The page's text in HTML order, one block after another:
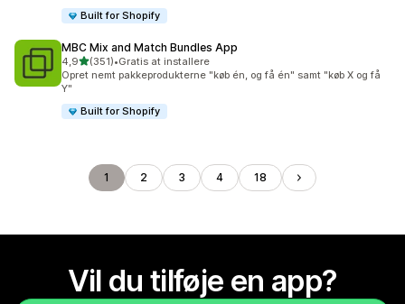
Built for Shopify
MBC Mix and Match Bundles App
4,9ud af 5 stjerner
(351)
351 anmeldelser i alt
•Gratis at installere
Opret nemt pakkeprodukterne "køb én, og få én" samt "køb X og få
Y"
Built for Shopify
1 2 3 4 18
Vil du tilføje en app?